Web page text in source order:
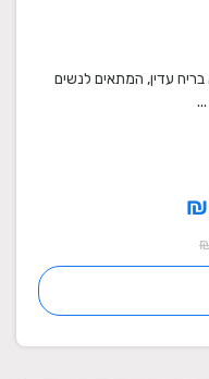
נפלא בריח עדין, המתאים לנשים
₪